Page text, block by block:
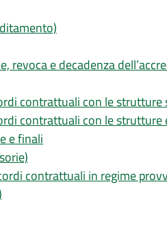
revoca e decadenza
contrattuali con le
contrattuali con le strutture
e finali
contrattuali in regime